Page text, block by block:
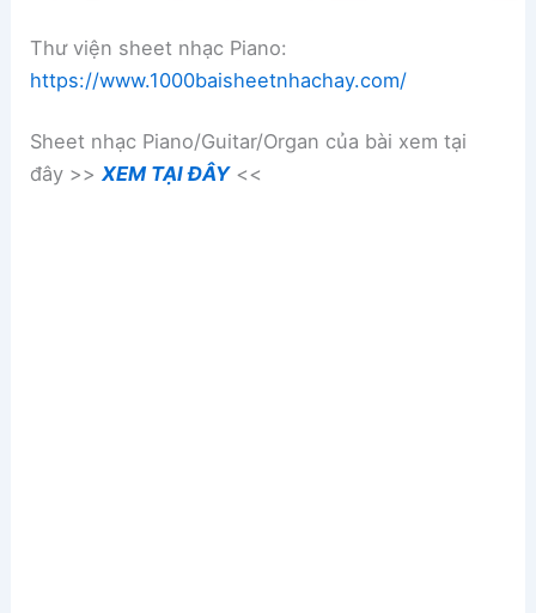
Thư viện sheet nhạc Piano:
https://www.1000baisheetnhachay.com/
Sheet nhạc Piano/Guitar/Organ của bài xem tại
đây >>XEM TẠI ĐÂY<<